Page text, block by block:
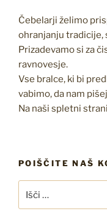
Čebelarji želimo
ohranjanju tradicije,
Prizadevamo si za
ravnovesje.
Vse bralce, ki bi
vabimo, da nam
Na naši spletni
POIŠČITE NAŠ